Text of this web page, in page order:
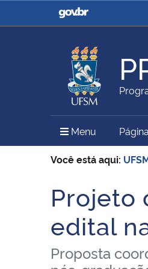
Casa Civil
Ministério da Agricultura,
Pecuária e
Ministério do Meio
Secretaria de Governo
Menu Menu
Você está aqui:
Início do conteúdo
Projeto
edital
Proposta